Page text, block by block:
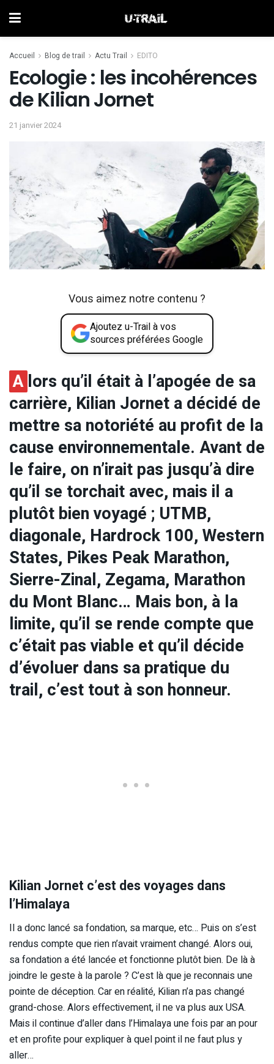
Accueil Blog de trail Actu Trail EDITO
Ecologie : les incohérences
de Kilian Jornet
21 janvier 2024
Vous aimez notre contenu ?
Ajoutez u-Trail à vos
sources préférées Google
A lors qu’il était à l’apogée de sa
carrière, Kilian Jornet a décidé de
mettre sa notoriété au profit de la
cause environnementale. Avant de
le faire, on n’irait pas jusqu’à dire
qu’il se torchait avec, mais il a
plutôt bien voyagé ; UTMB,
diagonale, Hardrock 100, Western
States, Pikes Peak Marathon,
Sierre-Zinal, Zegama, Marathon
du Mont Blanc… Mais bon, à la
limite, qu’il se rende compte que
c’était pas viable et qu’il décide
d’évoluer dans sa pratique du
trail, c’est tout à son honneur.
Kilian Jornet c’est des voyages dans
l’Himalaya
Il a donc lancé sa fondation, sa marque, etc… Puis on s’est
rendus compte que rien n’avait vraiment changé. Alors oui,
sa fondation a été lancée et fonctionne plutôt bien. De là à
joindre le geste à la parole ? C’est là que je reconnais une
pointe de déception. Car en réalité, Kilian n’a pas changé
grand-chose. Alors effectivement, il ne va plus aux USA.
Mais il continue d’aller dans l’Himalaya une fois par an pour
et en profite pour expliquer à quel point il ne faut plus y
aller…